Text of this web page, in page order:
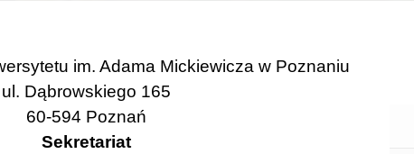
im. Adama Mickiewicza w Poznaniu
ul. Dąbrowskiego 165
60-594 Poznań
Sekretariat